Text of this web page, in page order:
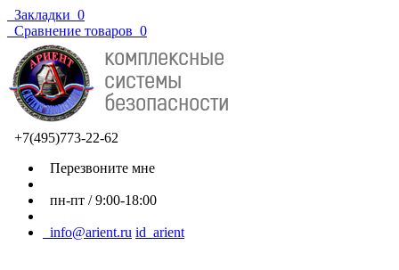
Закладки 0
Сравнение товаров 0
+7(495)773-22-62
Перезвоните мне
пн-пт / 9:00-18:00
info@arient.ru id_arient